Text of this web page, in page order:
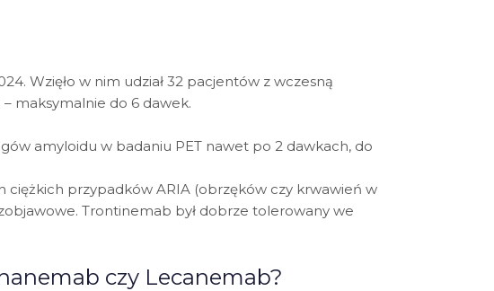
Wzięło w nim udział 32 pacjentów z wczesną
maksymalnie do 6 dawek.
amyloidu w badaniu PET nawet po 2 dawkach, do
przypadków ARIA (obrzęków czy krwawień w
Trontinemab był dobrze tolerowany we
czy Lecanemab?